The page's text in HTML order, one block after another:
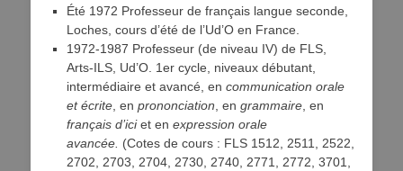
Été 1972 Professeur de français langue seconde,
Loches, cours d’été de l’Ud’O en France.
1972-1987 Professeur (de niveau IV) de FLS,
Arts-ILS, Ud’O. 1er cycle, niveaux débutant,
intermédiaire et avancé, en communication orale
et écrite , en prononciation , en grammaire , en
français d’iciet en expression orale
avancée (Cotes de cours : FLS 1512, 2511, 2522,
2702, 2703, 2704, 2730, 2740, 2771, 2772, 3701,